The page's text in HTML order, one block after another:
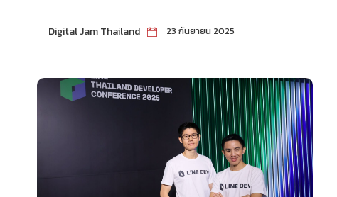
Digital Jam Thailand 23 กันยายน 2025